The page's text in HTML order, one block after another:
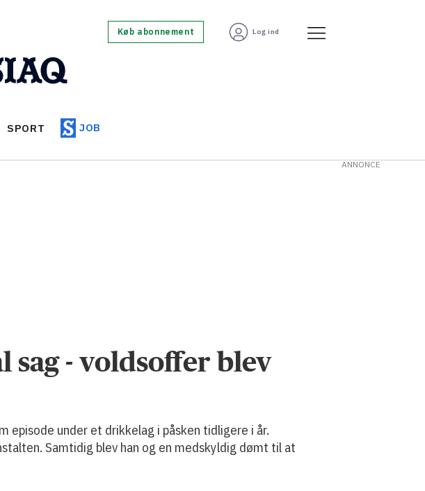
Køb abonnement Log ind
SPORT JOB
- voldsoffer blev
episode under et drikkelag i påsken tidligere i år.
Samtidig blev han og en medskyldig dømt til at
ANNONCE